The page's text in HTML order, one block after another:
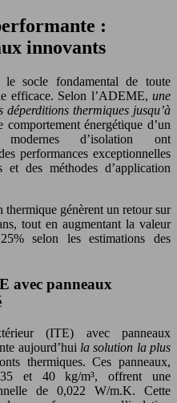
:
innovants
socle fondamental de toute
efficace. Selon l’ADEME, une
thermiques jusqu’à
énergétique d’un
d’isolation ont
performances exceptionnelles
des méthodes d’application
thermique génèrent un retour sur
tout en augmentant la valeur
selon les estimations des
avec panneaux
(ITE) avec panneaux
aujourd’hui la solution la plus
thermiques. Ces panneaux,
35 et 40 kg/m³, offrent une
de 0,022 W/m.K. Cette